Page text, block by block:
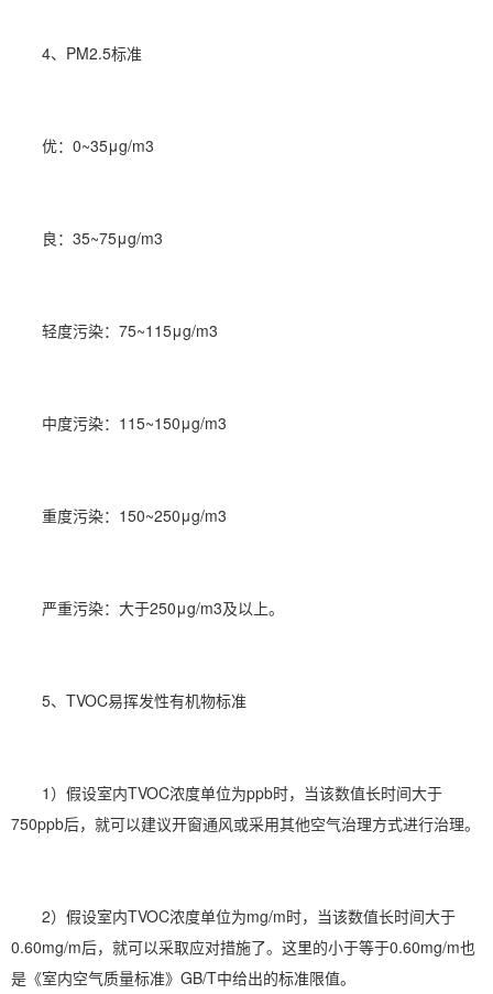
4、PM2.5标准
优：0~35μg/m3
良：35~75μg/m3
轻度污染：75~115μg/m3
中度污染：115~150μg/m3
重度污染：150~250μg/m3
严重污染：大于250μg/m3及以上。
5、TVOC易挥发性有机物标准
1）假设室内TVOC浓度单位为ppb时，当该数值长时间大于
750ppb后，就可以建议开窗通风或采用其他空气治理方式进行治理。
2）假设室内TVOC浓度单位为mg/m时，当该数值长时间大于
0.60mg/m后，就可以采取应对措施了。这里的小于等于0.60mg/m也
是《室内空气质量标准》GB/T中给出的标准限值。